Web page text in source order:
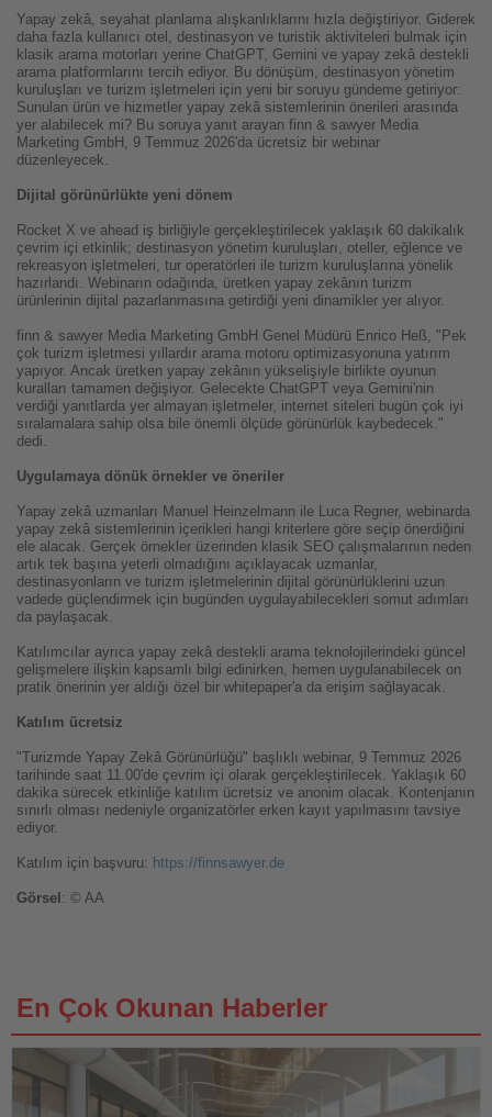
Yapay zekâ, seyahat planlama alışkanlıklarını hızla değiştiriyor. Giderek
daha fazla kullanıcı otel, destinasyon ve turistik aktiviteleri bulmak için
klasik arama motorları yerine ChatGPT, Gemini ve yapay zekâ destekli
arama platformlarını tercih ediyor. Bu dönüşüm, destinasyon yönetim
kuruluşları ve turizm işletmeleri için yeni bir soruyu gündeme getiriyor:
Sunulan ürün ve hizmetler yapay zekâ sistemlerinin önerileri arasında
yer alabilecek mi? Bu soruya yanıt arayan finn & sawyer Media
Marketing GmbH, 9 Temmuz 2026'da ücretsiz bir webinar
düzenleyecek.
Dijital görünürlükte yeni dönem
Rocket X ve ahead iş birliğiyle gerçekleştirilecek yaklaşık 60 dakikalık
çevrim içi etkinlik; destinasyon yönetim kuruluşları, oteller, eğlence ve
rekreasyon işletmeleri, tur operatörleri ile turizm kuruluşlarına yönelik
hazırlandı. Webinarın odağında, üretken yapay zekânın turizm
ürünlerinin dijital pazarlanmasına getirdiği yeni dinamikler yer alıyor.
finn & sawyer Media Marketing GmbH Genel Müdürü Enrico Heß, "Pek
çok turizm işletmesi yıllardır arama motoru optimizasyonuna yatırım
yapıyor. Ancak üretken yapay zekânın yükselişiyle birlikte oyunun
kuralları tamamen değişiyor. Gelecekte ChatGPT veya Gemini'nin
verdiği yanıtlarda yer almayan işletmeler, internet siteleri bugün çok iyi
sıralamalara sahip olsa bile önemli ölçüde görünürlük kaybedecek."
dedi.
Uygulamaya dönük örnekler ve öneriler
Yapay zekâ uzmanları Manuel Heinzelmann ile Luca Regner, webinarda
yapay zekâ sistemlerinin içerikleri hangi kriterlere göre seçip önerdiğini
ele alacak. Gerçek örnekler üzerinden klasik SEO çalışmalarının neden
artık tek başına yeterli olmadığını açıklayacak uzmanlar,
destinasyonların ve turizm işletmelerinin dijital görünürlüklerini uzun
vadede güçlendirmek için bugünden uygulayabilecekleri somut adımları
da paylaşacak.
Katılımcılar ayrıca yapay zekâ destekli arama teknolojilerindeki güncel
gelişmelere ilişkin kapsamlı bilgi edinirken, hemen uygulanabilecek on
pratik önerinin yer aldığı özel bir whitepaper'a da erişim sağlayacak.
Katılım ücretsiz
"Turizmde Yapay Zekâ Görünürlüğü" başlıklı webinar, 9 Temmuz 2026
tarihinde saat 11.00'de çevrim içi olarak gerçekleştirilecek. Yaklaşık 60
dakika sürecek etkinliğe katılım ücretsiz ve anonim olacak. Kontenjanın
sınırlı olması nedeniyle organizatörler erken kayıt yapılmasını tavsiye
ediyor.
Katılım için başvuru: https://finnsawyer.de
Görsel : © AA
En Çok Okunan Haberler